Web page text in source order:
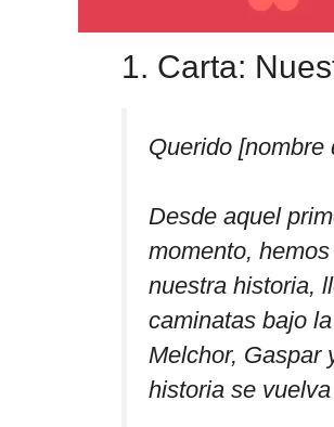
1. Carta:
Querido [nombre
Desde aquel
momento,
nuestra historia,
caminatas bajo
Melchor, Gaspar
historia se